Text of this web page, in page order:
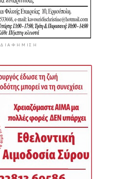
ΔΙΑΦΉΜΙΣΗ